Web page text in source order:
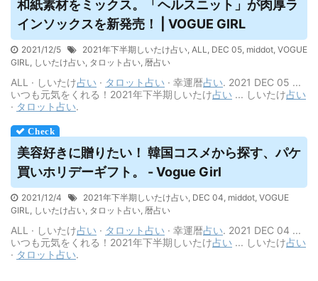
和紙素材をミックス。「ヘルスニット」が肉厚ラ
インソックスを新発売！ | VOGUE GIRL
2021/12/5 2021年下半期しいたけ占い, ALL, DEC 05, middot, VOGUE
GIRL, しいたけ占い, タロット占い, 暦占い
ALL · しいたけ占い · タロット占い · 幸運暦占い. 2021 DEC 05 ...
いつも元気をくれる！2021年下半期しいたけ占い ... しいたけ占い
· タロット占い.
美容好きに贈りたい！ 韓国コスメから探す、パケ
買いホリデーギフト。 - Vogue Girl
2021/12/4 2021年下半期しいたけ占い, DEC 04, middot, VOGUE
GIRL, しいたけ占い, タロット占い, 暦占い
ALL · しいたけ占い · タロット占い · 幸運暦占い. 2021 DEC 04 ...
いつも元気をくれる！2021年下半期しいたけ占い ... しいたけ占い
· タロット占い.